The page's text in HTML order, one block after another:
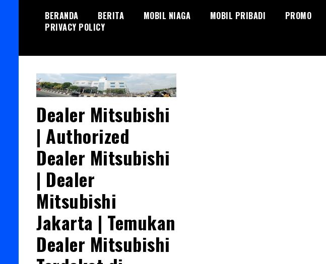
BERANDA BERITA MOBIL NIAGA MOBIL PRIBADI PROMO
PRIVACY POLICY
Dealer Mitsubishi
| Authorized
Dealer Mitsubishi
| Dealer
Mitsubishi
Jakarta | Temukan
Dealer Mitsubishi